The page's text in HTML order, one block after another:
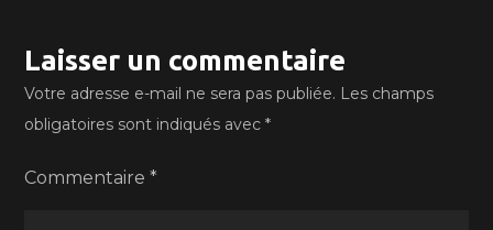
Laisser un commentaire
Votre adresse e-mail ne sera pas publiée. Les champs
obligatoires sont indiqués avec*
Commentaire*